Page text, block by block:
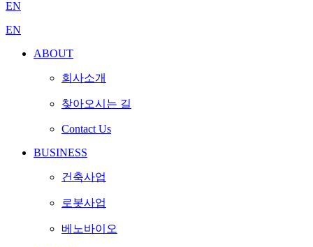
EN
EN
ABOUT
회사소개
찾아오시는 길
Contact Us
BUSINESS
건축사업
로봇사업
베노바이오